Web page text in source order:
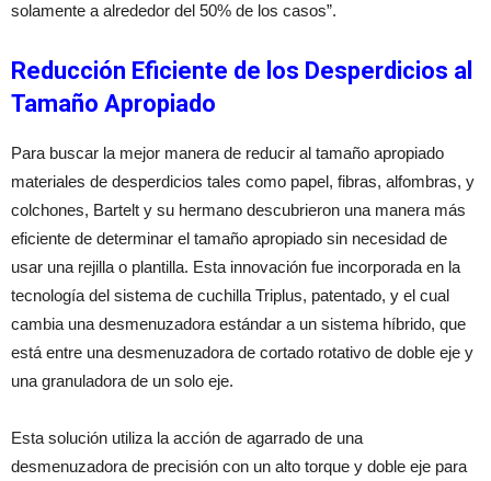
solamente a alrededor del 50% de los casos”.
Reducción Eficiente de los Desperdicios al
Tamaño Apropiado
Para buscar la mejor manera de reducir al tamaño apropiado
materiales de desperdicios tales como papel, fibras, alfombras, y
colchones, Bartelt y su hermano descubrieron una manera más
eficiente de determinar el tamaño apropiado sin necesidad de
usar una rejilla o plantilla. Esta innovación fue incorporada en la
tecnología del sistema de cuchilla Triplus, patentado, y el cual
cambia una desmenuzadora estándar a un sistema híbrido, que
está entre una desmenuzadora de cortado rotativo de doble eje y
una granuladora de un solo eje.
Esta solución utiliza la acción de agarrado de una
desmenuzadora de precisión con un alto torque y doble eje para